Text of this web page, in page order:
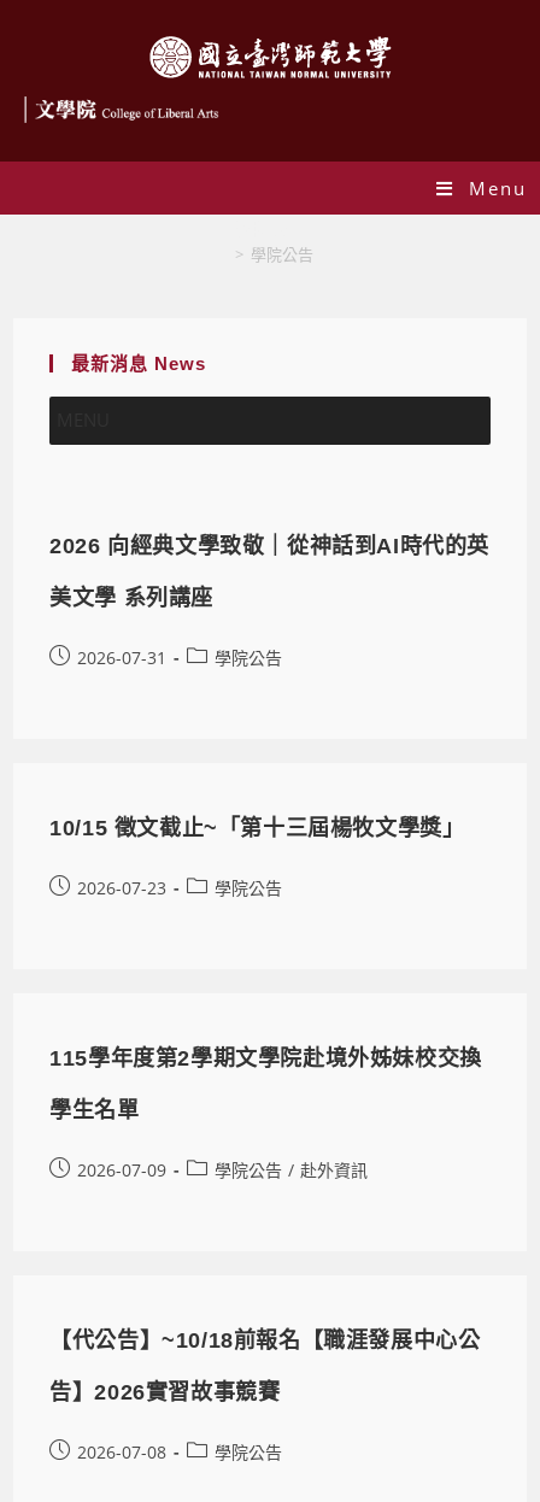
Menu
> 學院公告
最新消息 News
2026 向經典文學致敬｜從神話到AI時代的英
美文學 系列講座
2026-07-31 學院公告
10/15 徵文截止~「第十三屆楊牧文學獎」
2026-07-23 學院公告
115學年度第2學期文學院赴境外姊妹校交換
學生名單
2026-07-09 學院公告 / 赴外資訊
【代公告】~10/18前報名【職涯發展中心公
告】2026實習故事競賽
2026-07-08 學院公告